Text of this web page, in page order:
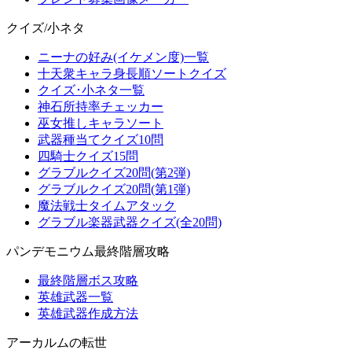
クイズ/小ネタ
ニーナの好み(イケメン度)一覧
十天衆キャラ身長順ソートクイズ
クイズ･小ネタ一覧
神石所持率チェッカー
巫女推しキャラソート
武器種当てクイズ10問
四騎士クイズ15問
グラブルクイズ20問(第2弾)
グラブルクイズ20問(第1弾)
魔法戦士タイムアタック
グラブル楽器武器クイズ(全20問)
パンデモニウム最終階層攻略
最終階層ボス攻略
英雄武器一覧
英雄武器作成方法
アーカルムの転世